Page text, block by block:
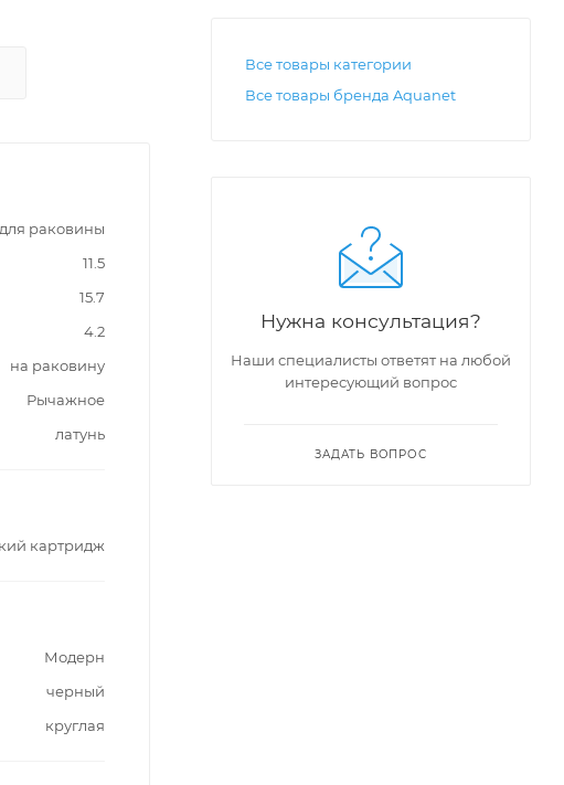
для раковины
11.5
15.7
4.2
на раковину
Рычажное
латунь
картридж
Модерн
черный
круглая
Все товары категории
Все товары бренда Aquanet
Нужна консультация?
Наши специалисты ответят на любой
интересующий вопрос
ЗАДАТЬ ВОПРОС